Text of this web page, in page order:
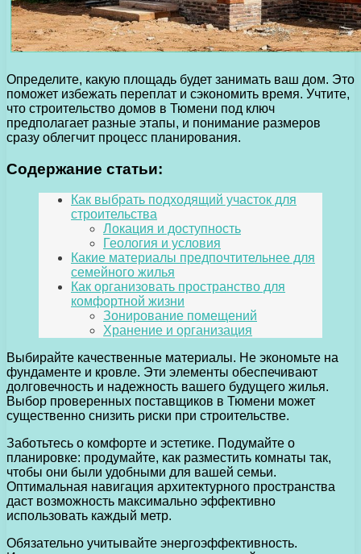
Определите, какую площадь будет занимать ваш дом. Это
поможет избежать переплат и сэкономить время. Учтите,
что строительство домов в Тюмени под ключ
предполагает разные этапы, и понимание размеров
сразу облегчит процесс планирования.
Содержание статьи:
Как выбрать подходящий участок для
строительства
Локация и доступность
Геология и условия
Какие материалы предпочтительнее для
семейного жилья
Как организовать пространство для
комфортной жизни
Зонирование помещений
Хранение и организация
Выбирайте качественные материалы. Не экономьте на
фундаменте и кровле. Эти элементы обеспечивают
долговечность и надежность вашего будущего жилья.
Выбор проверенных поставщиков в Тюмени может
существенно снизить риски при строительстве.
Заботьтесь о комфорте и эстетике. Подумайте о
планировке: продумайте, как разместить комнаты так,
чтобы они были удобными для вашей семьи.
Оптимальная навигация архитектурного пространства
даст возможность максимально эффективно
использовать каждый метр.
Обязательно учитывайте энергоэффективность.